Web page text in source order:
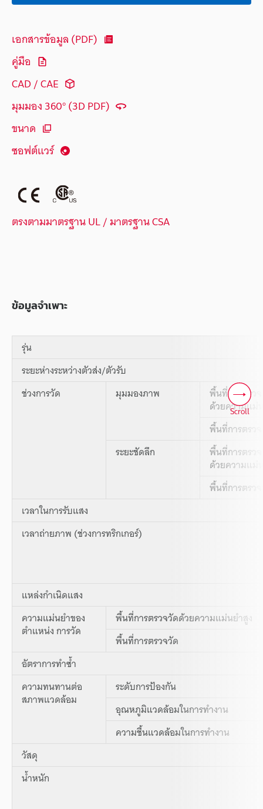
เอกสารข้อมูล (PDF)
คู่มือ
CAD / CAE
มุมมอง 360° (3D PDF)
ขนาด
ซอฟต์แวร์
ตรงตามมาตรฐาน UL / มาตรฐาน CSA
ข้อมูลจำเพาะ
รุ่น
ระยะห่างระหว่างตัวส่ง/ตัวรับ
ช่วงการวัด
มุมมองภาพ พื้นที่การตรว
ด้วยความแม่
พื้นที่การตรว
ระยะชัดลึก
พื้นที่การตรว
ด้วยความแม่
พื้นที่การตรว
เวลาในการรับแสง
เวลาถ่ายภาพ (ช่วงการทริกเกอร์)
แหล่งกำเนิดแสง
ความแม่นยำของ
ตำแหน่ง การวัด
พื้นที่การตรวจวัดด้วยความแม่นยำสูง
พื้นที่การตรวจวัด
อัตราการทำซ้ำ
ความทนทานต่อ
สภาพแวดล้อม
ระดับการป้องกัน
อุณหภูมิแวดล้อมในการทำงาน
ความชื้นแวดล้อมในการทำงาน
วัสดุ
น้ำหนัก
Scroll